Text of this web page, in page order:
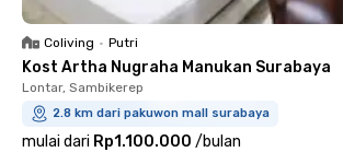
Coliving • Putri
Kost Artha Nugraha Manukan Surabaya
Lontar, Sambikerep
2.8 km dari pakuwon mall surabaya
mulai dari Rp1.100.000 /bulan